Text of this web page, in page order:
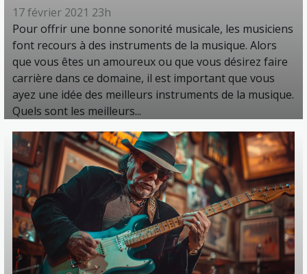
17 février 2021 23h
Pour offrir une bonne sonorité musicale, les musiciens
font recours à des instruments de la musique. Alors
que vous êtes un amoureux ou que vous désirez faire
carrière dans ce domaine, il est important que vous
ayez une idée des meilleurs instruments de la musique.
Quels sont les meilleurs...